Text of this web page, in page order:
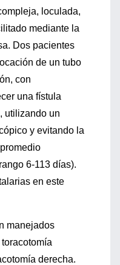
loculada,
mediante la
Dos pacientes
de un tubo
con
una fístula
utilizando un
y evitando la
6-113 días).
en este
manejados
derecha.